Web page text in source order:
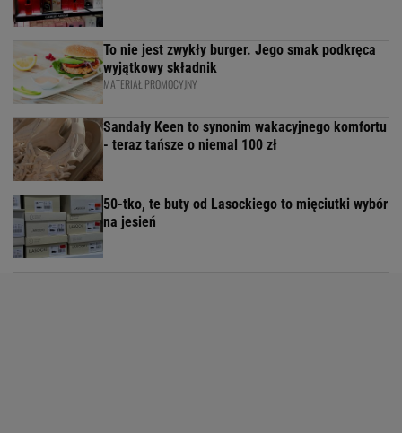
To nie jest zwykły burger. Jego smak podkręca
wyjątkowy składnik
MATERIAŁ PROMOCYJNY
Sandały Keen to synonim wakacyjnego komfortu
- teraz tańsze o niemal 100 zł
50-tko, te buty od Lasockiego to mięciutki wybór
na jesień